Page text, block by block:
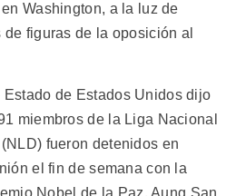
Washington, a la luz de
figuras de la oposición al
Estado de Estados Unidos dijo
miembros de la Liga Nacional
fueron detenidos en
el fin de semana con la